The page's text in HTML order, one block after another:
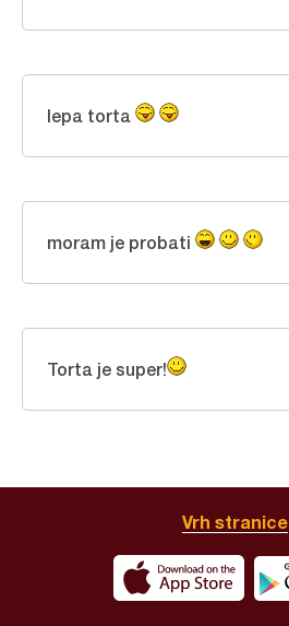
lepa torta
moram je probati
Torta je super!
Vrh stranice